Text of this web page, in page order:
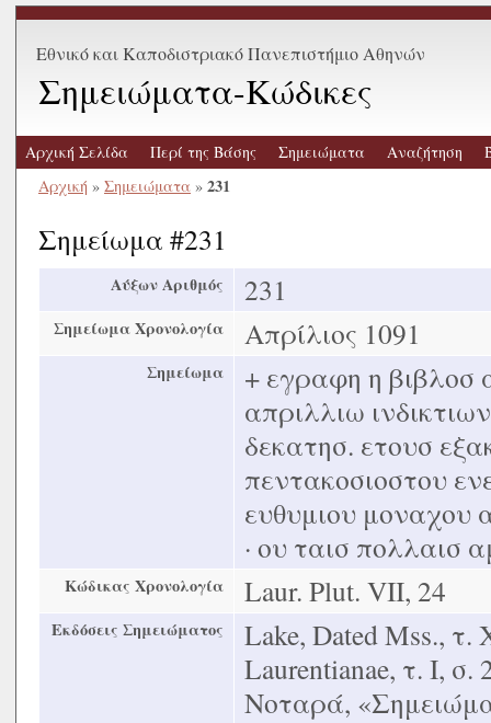
Εθνικό και Καποδιστριακό Πανεπιστήμιο Αθηνών
Σημειώματα-Κώδικες
Αρχική Σελίδα Περί της Βάσης Σημειώματα Αναζήτηση
Αρχική » Σημειώματα » 231
Σημείωμα #231
Αύξων Αριθμός 231
Σημείωμα Χρονολογία Απρίλιος 1091
Σημείωμα
+ εγραφη η βιβλοσ
απριλλιω
δεκατησ. ετουσ
πεντακοσιοστου
ευθυμιου μοναχου
· ου ταισ πολλαισ
Κώδικας Χρονολογία Laur. Plut. VIΙ, 24
Εκδόσεις Σημειώματος
Lake, Dated Mss., τ.
Laurentianae, τ. Ι,
Νοταρά,